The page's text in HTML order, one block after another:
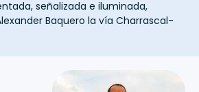
señalizada e iluminada,
Baquero la vía Charrascal-